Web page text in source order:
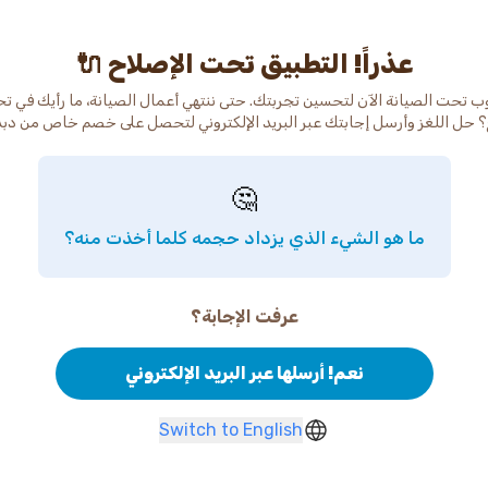
عذراً! التطبيق تحت الإصلاح 🔌
تحت الصيانة الآن لتحسين تجربتك. حتى ننتهي أعمال الصيانة، ما رأيك في
حل اللغز وأرسل إجابتك عبر البريد الإلكتروني لتحصل على خصم خاص من
🤔
ما هو الشيء الذي يزداد حجمه كلما أخذت منه؟
عرفت الإجابة؟
نعم! أرسلها عبر البريد الإلكتروني
Switch to English